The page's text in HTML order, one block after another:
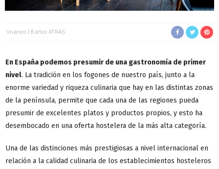
Vivanco 6 años ATRÁS
En España podemos presumir de una gastronomía de primer
nivel. La tradición en los fogones de nuestro país, junto a la
enorme variedad y riqueza culinaria que hay en las distintas zonas
de la península, permite que cada una de las regiones pueda
presumir de excelentes platos y productos propios, y esto ha
desembocado en una oferta hostelera de la más alta categoría.
Una de las distinciones más prestigiosas a nivel internacional en
relación a la calidad culinaria de los establecimientos hosteleros